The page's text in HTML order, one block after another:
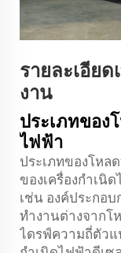
รายละเอีย
งาน
ประเภทของ
ไฟฟ้า
ประเภทของโหล
ของเครื่องกำเนิ
เช่น องค์ประกอ
ทำงานต่างจากโ
ไดรฟ์ความถี่ตัวแ